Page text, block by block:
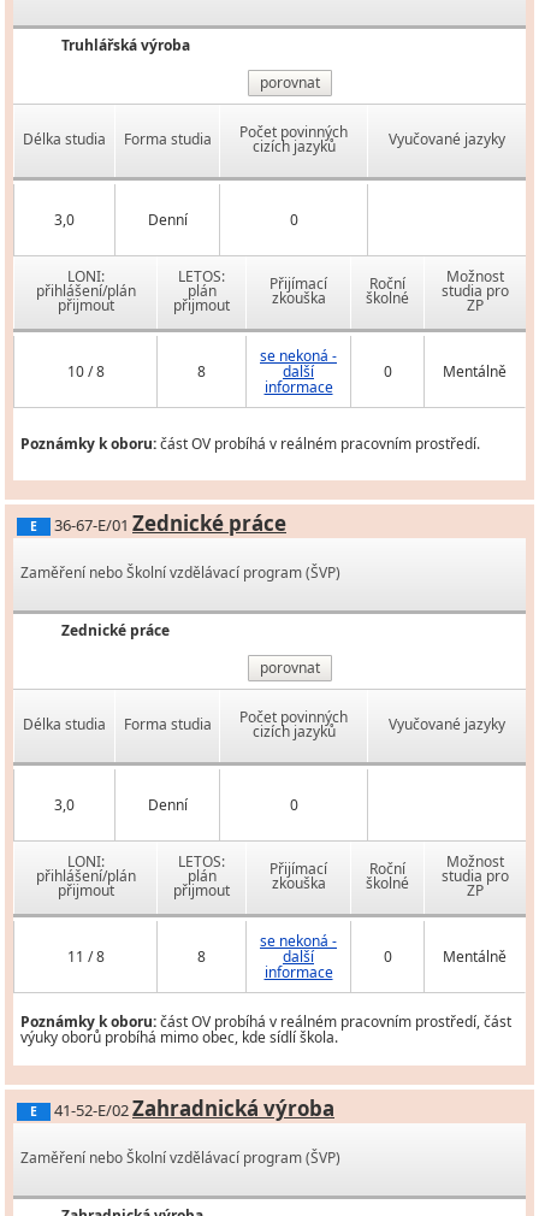
Truhlářská výroba
porovnat
Délka studia Forma studia Počet povinných
cizích jazyků Vyučované jazyky
3,0 Denní 0
LONI:
přihlášení/plán
přijmout
LETOS:
plán
přijmout
Přijímací
zkouška
Roční
školné
Možnost
studia pro
ZP
10 / 8 8
se nekoná -
další
informace
0 Mentálně
Poznámky k oboru:část OV probíhá v reálném pracovním prostředí.
E 36-67-E/01 Zednické práce
Zaměření nebo Školní vzdělávací program (ŠVP)
Zednické práce
porovnat
Délka studia Forma studia Počet povinných
cizích jazyků Vyučované jazyky
3,0 Denní 0
LONI:
přihlášení/plán
přijmout
LETOS:
plán
přijmout
Přijímací
zkouška
Roční
školné
Možnost
studia pro
ZP
11 / 8 8
se nekoná -
další
informace
0 Mentálně
Poznámky k oboru:část OV probíhá v reálném pracovním prostředí, část
výuky oborů probíhá mimo obec, kde sídlí škola.
E 41-52-E/02Zahradnická výroba
Zaměření nebo Školní vzdělávací program (ŠVP)